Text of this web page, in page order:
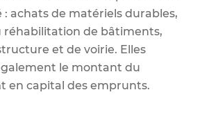
: achats de matériels durables,
réhabilitation de bâtiments,
et de voirie. Elles
le montant du
en capital des emprunts.